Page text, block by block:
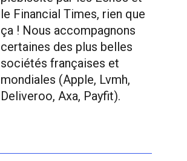
le Financial Times, rien que
ça ! Nous accompagnons
certaines des plus belles
sociétés françaises et
mondiales (Apple, Lvmh,
Deliveroo, Axa, Payfit).